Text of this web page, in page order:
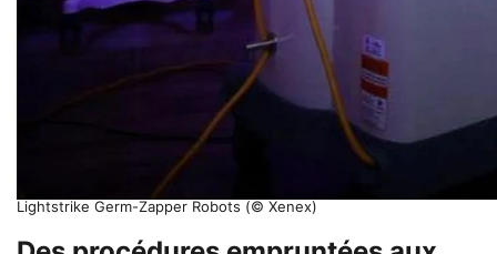
Lightstrike Germ-Zapper Robots (© Xenex)